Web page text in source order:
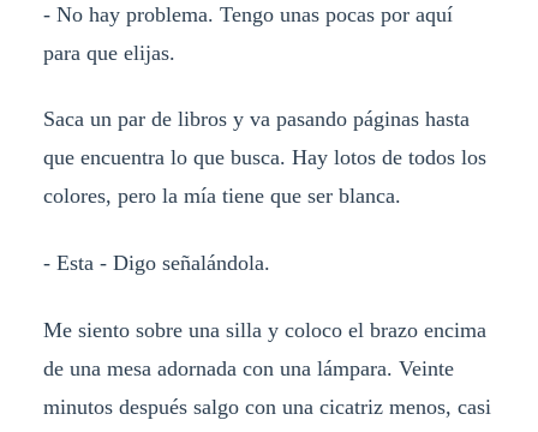
- No hay problema. Tengo unas pocas por aquí
para que elijas.
Saca un par de libros y va pasando páginas hasta
que encuentra lo que busca. Hay lotos de todos los
colores, pero la mía tiene que ser blanca.
- Esta - Digo señalándola.
Me siento sobre una silla y coloco el brazo encima
de una mesa adornada con una lámpara. Veinte
minutos después salgo con una cicatriz menos, casi